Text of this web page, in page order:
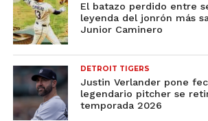
El batazo perdido entre
leyenda del jonrón más
Junior Caminero
DETROIT TIGERS
Justin Verlander pone
legendario pitcher se
temporada 2026